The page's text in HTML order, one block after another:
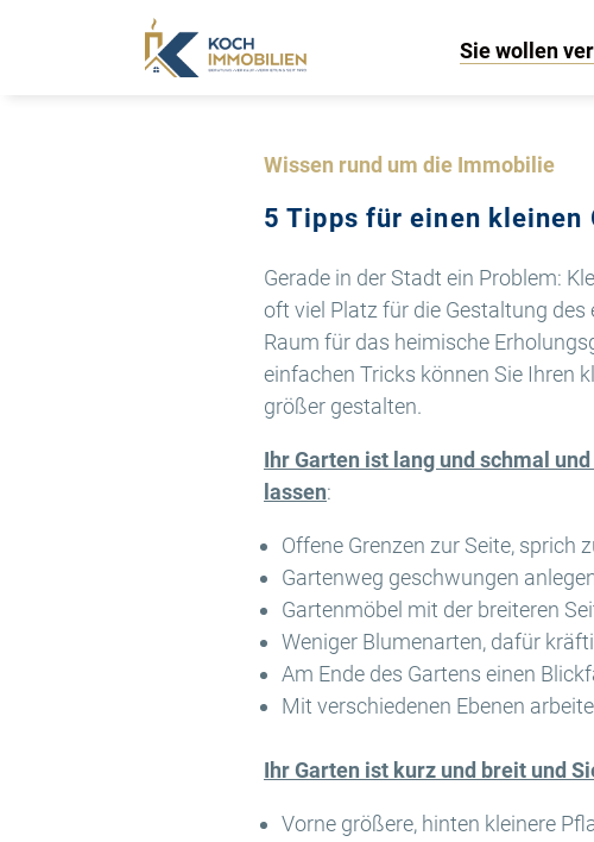
Sie wollen
Wissen rund um die Immobilie
5 Tipps für einen kleinen
Gerade in der Stadt ein Problem:
oft viel Platz für die Gestaltung
Raum für das heimische
einfachen Tricks können Sie Ihren
größer gestalten.
Ihr Garten ist lang und schmal
lassen:
Offene Grenzen zur Seite, sprich
Gartenweg geschwungen
Gartenmöbel mit der breiteren
Weniger Blumenarten, dafür
Am Ende des Gartens einen
Mit verschiedenen Ebenen
Ihr Garten ist kurz und breit und
Vorne größere, hinten kleinere